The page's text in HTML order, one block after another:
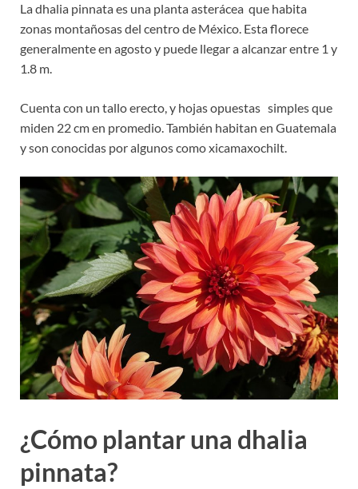
La dhalia pinnata es una planta asterácea que habita
zonas montañosas del centro de México. Esta florece
generalmente en agosto y puede llegar a alcanzar entre 1 y
1.8 m.
Cuenta con un tallo erecto, y hojas opuestas simples que
miden 22 cm en promedio. También habitan en Guatemala
y son conocidas por algunos como xicamaxochilt.
¿Cómo plantar una dhalia
pinnata?